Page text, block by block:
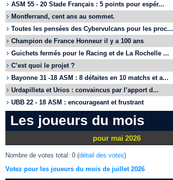
ASM 55 - 20 Stade Français : 5 points pour espér...
Montferrand, cent ans au sommet.
Toutes les pensées des Cybervulcans pour les proc...
Champion de France Honneur il y a 100 ans
Guichets fermés pour le Racing et de La Rochelle ...
C’est quoi le projet ?
Bayonne 31 -18 ASM : 8 défaites en 10 matchs et a...
Urdapilleta et Urios : convaincus par l’apport d...
UBB 22 - 18 ASM : encourageant et frustrant
Les joueurs du mois
pour mai 2026
Nombre de votes total: 0 (détail des votes)
Votez pour les joueurs du mois de juillet 2026